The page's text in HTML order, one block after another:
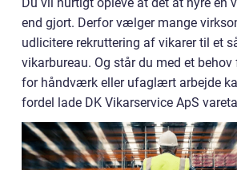
end gjort. Derfor vælger mange
udlicitere rekruttering af vikarer til et
vikarbureau. Og står du med et behov
for håndværk eller ufaglært arbejde
fordel lade DK Vikarservice ApS